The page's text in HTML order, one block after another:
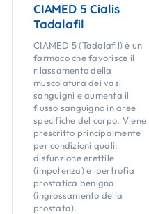
CIAMED 5 Cialis
Tadalafil
CIAMED 5 (Tadalafil) è un
farmaco che favorisce il
rilassamento della
muscolatura dei vasi
sanguigni e aumenta il
flusso sanguigno in aree
specifiche del corpo. Viene
prescritto principalmente
per condizioni quali:
disfunzione erettile
(impotenza) e ipertrofia
prostatica benigna
(ingrossamento della
prostata).